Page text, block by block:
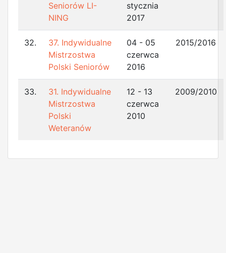
Seniorów LI-
NING
stycznia
2017
32.
37. Indywidualne
Mistrzostwa
Polski Seniorów
04 - 05
czerwca
2016
2015/2016
33.
31. Indywidualne
Mistrzostwa
Polski
Weteranów
12 - 13
czerwca
2010
2009/2010